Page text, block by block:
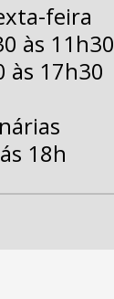
feira
às 11h30
às 17h30
18h